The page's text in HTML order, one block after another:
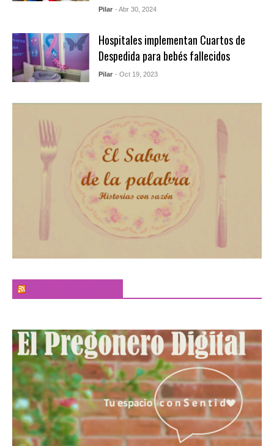
Pilar - Abr 30, 2024
Hospitales implementan Cuartos de
Despedida para bebés fallecidos
Pilar - Oct 19, 2023